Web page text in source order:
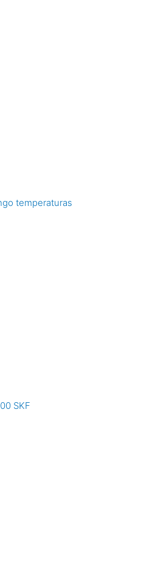
temperaturas
SKF